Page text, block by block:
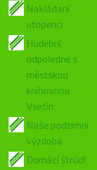
Nakládaní
utopenci
Hudební
odpoledne s
městskou
knihovnou
Vsetín
Naše podzimní
výzdoba
Domácí štrúdl